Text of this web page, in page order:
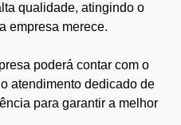
qualidade, atingindo o
empresa merece.
poderá contar com o
atendimento dedicado de
para garantir a melhor